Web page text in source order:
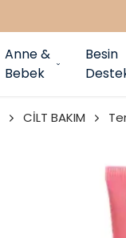
Anne &
Bebek
Besin
CİLT BAKIM